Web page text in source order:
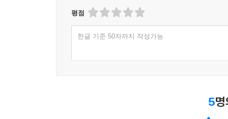
평점
한글 기준 50자까지 작성가능
5